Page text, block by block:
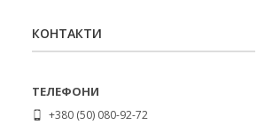
КОНТАКТИ
+380 (50) 080-92-72